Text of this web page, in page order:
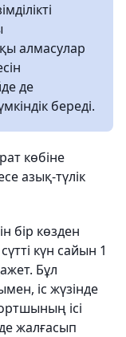
алмасулар
де
береді.
көбіне
азық-түлік
бір көзден
күн сайын 1
Бұл
іс жүзінде
ісі
жалғасып